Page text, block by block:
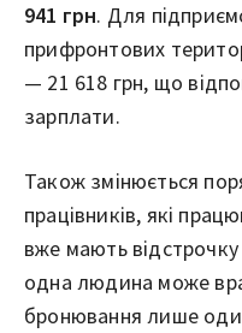
941 грн. Для
прифронтових
— 21 618 грн, що
зарплати.
Також змінюється
працівників, які
вже мають
одна людина може
бронювання лише